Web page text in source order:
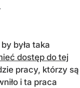
była taka
dostęp do tej
pracy, którzy są
i ta praca